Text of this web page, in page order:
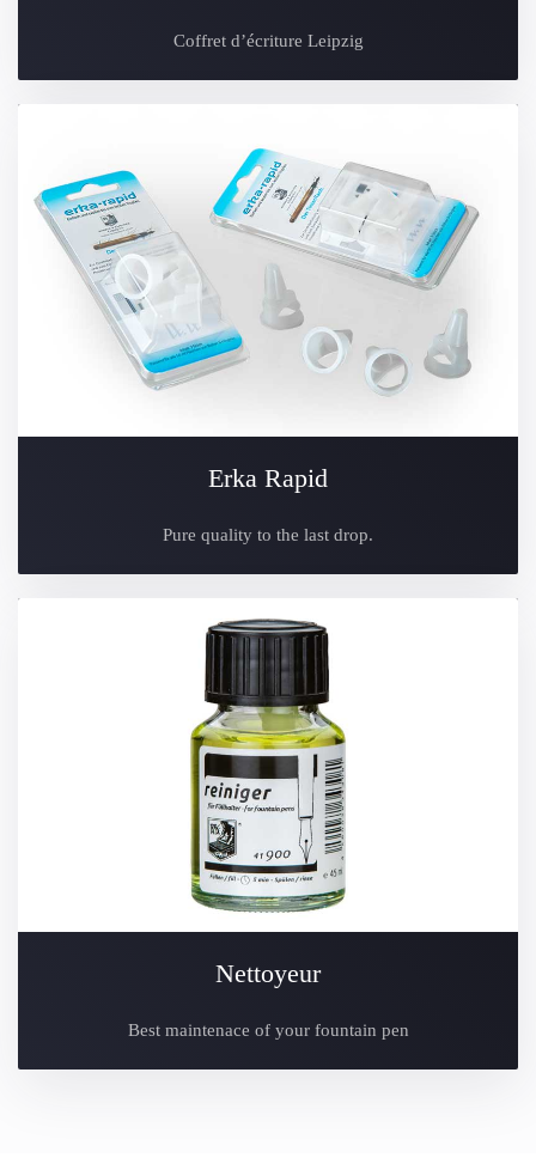
Coffret d’écriture Leipzig
Erka Rapid
Pure quality to the last drop.
Nettoyeur
Best maintenace of your fountain pen